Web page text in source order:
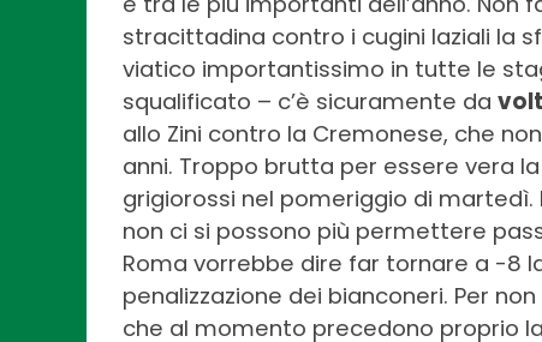
stracittadina contro i cugini laziali la
viatico importantissimo in tutte le
squalificato – c’è sicuramente da
allo Zini contro la Cremonese, che
anni. Troppo brutta per essere vera
grigiorossi nel pomeriggio di martedì.
non ci si possono più permettere
Roma vorrebbe dire far tornare a -8
penalizzazione dei bianconeri. Per
che al momento precedono proprio